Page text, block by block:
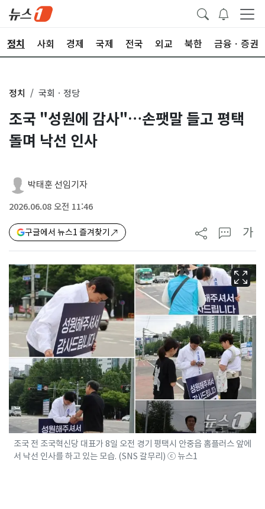
정치 사회 경제 국제 전국 외교 북한 금융ㆍ증권
정치 국회ㆍ정당
조국 "성원에 감사"…손팻말 들고 평택
돌며 낙선 인사
박태훈 선임기자
2026.06.08 오전 11:46
구글에서 뉴스1 즐겨찾기 가
조국 전 조국혁신당 대표가 8일 오전 경기 평택시 안중읍 홈플러스 앞에
서 낙선 인사를 하고 있는 모습. (SNS 갈무리) ⓒ 뉴스1